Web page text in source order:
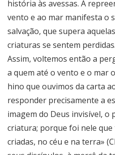
história às avessas. A
vento e ao mar manifesta o
salvação, que supera
criaturas se sentem perdidas.
Assim, voltemos então a
a quem até o vento e o mar
hino que ouvimos da carta
responder precisamente a
imagem do Deus invisível, o
criatura; porque foi nele que
criadas, no céu e na terra»